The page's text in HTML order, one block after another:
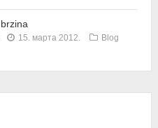
15. марта 2012.
Blog